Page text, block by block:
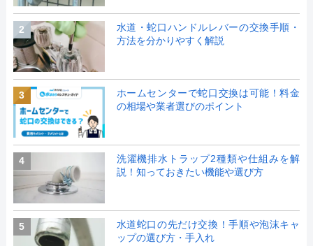
2
水道・蛇口ハンドルレバーの交換手順・
方法を分かりやすく解説
3
ホームセンターで蛇口交換は可能！料金
の相場や業者選びのポイント
4
洗濯機排水トラップ2種類や仕組みを解
説！知っておきたい機能や選び方
5
水道蛇口の先だけ交換！手順や泡沫キャ
ップの選び方・手入れ